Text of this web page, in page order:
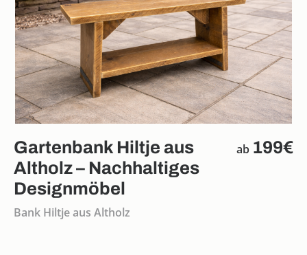
Gartenbank Hiltje aus
Altholz – Nachhaltiges
Designmöbel
ab 199€
Bank Hiltje aus Altholz